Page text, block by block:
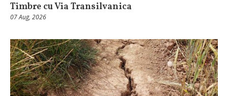
Timbre cu Via Transilvanica
07 Aug, 2026